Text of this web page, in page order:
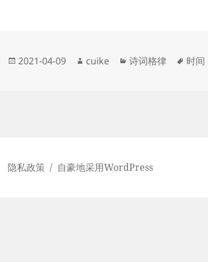
发
2021-04-09
作
cuike
分
诗词格律
标
时间
隐私政策 自豪地采用WordPress